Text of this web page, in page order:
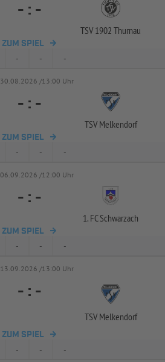
- : -
TSV 1902 Thurnau
ZUM SPIEL
- - -
30.08.2026 /13:00 Uhr
- : -
TSV Melkendorf
ZUM SPIEL
- - -
06.09.2026 /12:00 Uhr
- : -
1. FC Schwarzach
ZUM SPIEL
- - -
13.09.2026 /13:00 Uhr
- : -
TSV Melkendorf
ZUM SPIEL
- - -